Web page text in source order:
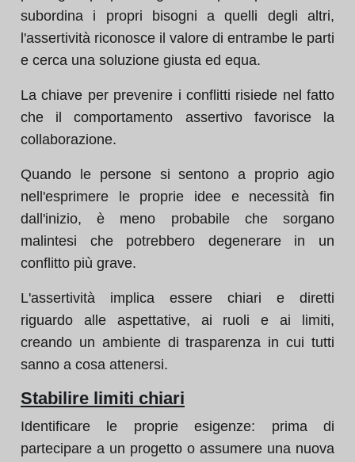
subordina i propri bisogni a quelli degli altri,
l'assertività riconosce il valore di entrambe le parti
e cerca una soluzione giusta ed equa.
La chiave per prevenire i conflitti risiede nel fatto
che il comportamento assertivo favorisce la
collaborazione.
Quando le persone si sentono a proprio agio
nell'esprimere le proprie idee e necessità fin
dall'inizio, è meno probabile che sorgano
malintesi che potrebbero degenerare in un
conflitto più grave.
L'assertività implica essere chiari e diretti
riguardo alle aspettative, ai ruoli e ai limiti,
creando un ambiente di trasparenza in cui tutti
sanno a cosa attenersi.
Stabilire limiti chiari
Identificare le proprie esigenze: prima di
partecipare a un progetto o assumere una nuova